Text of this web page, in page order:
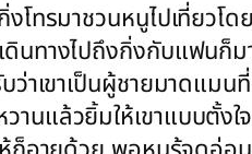
ทรมาชวนหนูไปเที่ยวโ
นทางไปถึงกิ่งกับแฟน
บว่าเขาเป็นผู้ชายมาด
นแล้วยิ้มให้เขาแบบตั้ง